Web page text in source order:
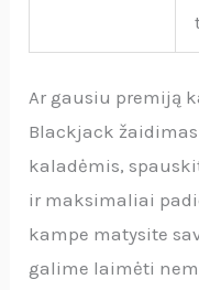
Ar gausiu premiją
Blackjack
kaladėmis,
ir maksimaliai
kampe matysite
galime laimėti